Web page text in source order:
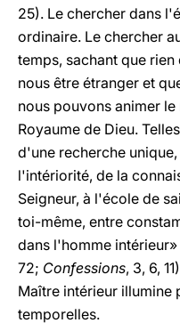
25). Le chercher dans
ordinaire. Le chercher
temps, sachant que
nous être étranger et
nous pouvons animer
Royaume de Dieu.
d'une recherche
l'intériorité, de la
Seigneur, à l'école de
toi-même, entre
dans l'homme
72; Confessions, 3, 6,
Maître intérieur illumine
temporelles.